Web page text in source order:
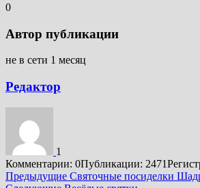
0
Автор публикации
не в сети 1 месяц
Редактор
1
Комментарии: 0Публикации: 2471
Подробнее
Предыдущие Святочные посиделки